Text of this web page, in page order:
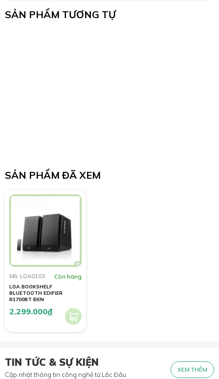
SẢN PHẨM TƯƠNG TỰ
SẢN PHẨM ĐÃ XEM
Mã: LOA0103 Còn hàng
LOA BOOKSHELF
BLUETOOTH EDIFIER
R1700BT ĐEN
2.299.000đ
TIN TỨC & SỰ KIỆN
Cập nhật thông tin công nghệ từ Lắc Đầu
XEM THÊM